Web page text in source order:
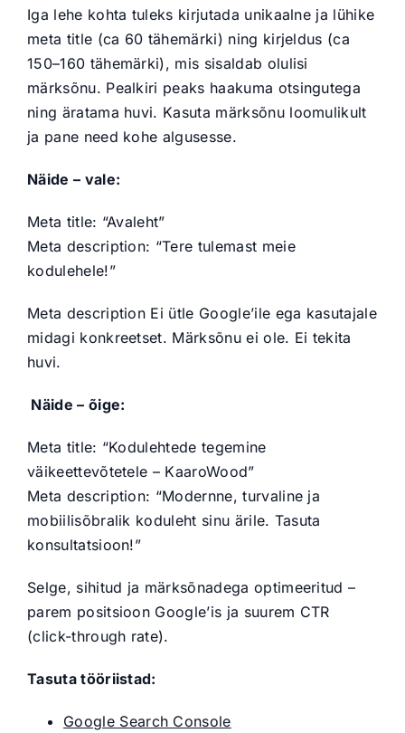
Iga lehe kohta tuleks kirjutada unikaalne ja lühike
meta title (ca 60 tähemärki) ning kirjeldus (ca
150–160 tähemärki), mis sisaldab olulisi
märksõnu. Pealkiri peaks haakuma otsingutega
ning äratama huvi. Kasuta märksõnu loomulikult
ja pane need kohe algusesse.
Näide – vale:
Meta title: “Avaleht”
Meta description: “Tere tulemast meie
kodulehele!”
Meta description Ei ütle Google’ile ega kasutajale
midagi konkreetset. Märksõnu ei ole. Ei tekita
huvi.
Näide – õige:
Meta title: “Kodulehtede tegemine
väikeettevõtetele – KaaroWood”
Meta description: “Modernne, turvaline ja
mobiilisõbralik koduleht sinu ärile. Tasuta
konsultatsioon!”
Selge, sihitud ja märksõnadega optimeeritud –
parem positsioon Google’is ja suurem CTR
(click-through rate).
Tasuta tööriistad:
Google Search Console